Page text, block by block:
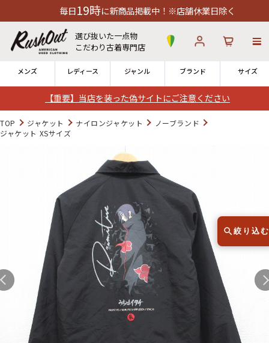
【重要】当店を装った偽サイトにご注意ください
に新商品掲載中！※店舗休業日除く
選び抜いた一点物
こだわり古着専門店
メンズ レディース ジャンル ブランド サイズ
ログイン
12時までのご注文で当日出荷！
※対応不可：日祝、長期休暇、セール
Search by Hotword 今週のHOTワード（7/29〜8/4）
Tシャツ USA製 2 映画 3 ミリタリー 4 スターウォーズ
5 大きいサイズ ディズニー
TOP ジャケット ナイロンジャケット
ノーブランド
ジャケット XSサイズ
絞り込む